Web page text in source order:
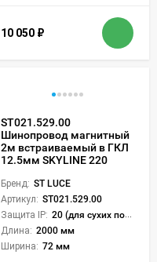
10 050 ₽
ST021.529.00
Шинопровод магнитный
2м встраиваемый в ГКЛ
12.5мм SKYLINE 220
Бренд: ST LUCE
Артикул: ST021.529.00
Защита IP: 20 (для сухих пом.)
Длина: 2000 мм
Ширина: 72 мм